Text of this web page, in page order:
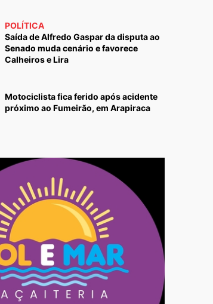
POLÍTICA
Saída de Alfredo Gaspar da disputa ao
Senado muda cenário e favorece
Calheiros e Lira
Motociclista fica ferido após acidente
próximo ao Fumeirão, em Arapiraca